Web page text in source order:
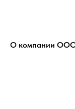
О компании ООО